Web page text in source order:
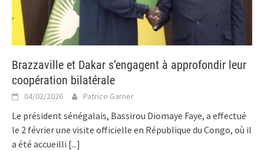
Brazzaville et Dakar s’engagent à approfondir leur
coopération bilatérale
04/02/2026 Patrice Garner
Le président sénégalais, Bassirou Diomaye Faye, a effectué
le 2 février une visite officielle en République du Congo, où il
a été accueilli [...]